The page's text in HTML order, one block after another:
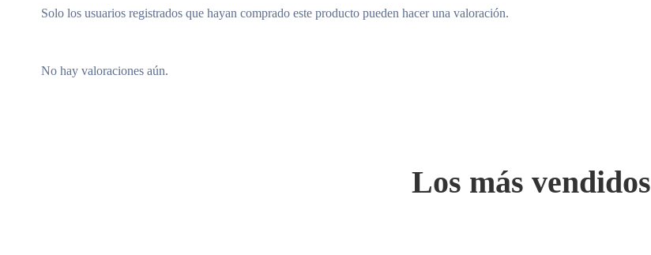
No hay valoraciones aún.
Solo los usuarios registrados que hayan comprado este producto pueden hacer una valoración.
Los más vendidos